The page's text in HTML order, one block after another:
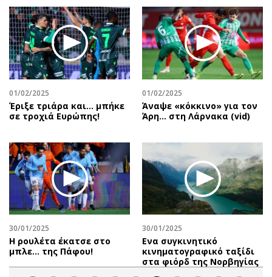
01/02/2025
Έριξε τριάρα και… μπήκε
σε τροχιά Ευρώπης!
01/02/2025
Άναψε «κόκκινο» για τον
Άρη… στη Λάρνακα (vid)
30/01/2025
Η ρουλέτα έκατσε στο
μπλε… της Πάφου!
30/01/2025
Ενα συγκινητικό
κινηματογραφικό ταξίδι
στα φιόρδ της Νορβηγίας